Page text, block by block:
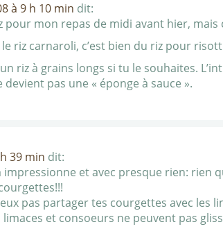
à 9 h 10 min dit:
pour mon repas de midi avant hier,
riz carnaroli, c’est bien du riz pour
riz à grains longs si tu le souhaites.
pas une « éponge à sauce ».
39 min dit:
et avec presque rien: rien
pas partager tes courgettes avec les
et consoeurs ne peuvent pas